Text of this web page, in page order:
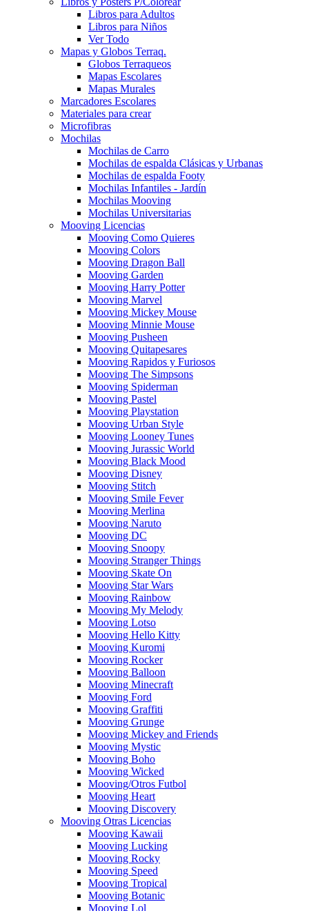
Libros para Adultos
Libros para Niños
Ver Todo
Mapas y Globos Terraq.
Globos Terraqueos
Mapas Escolares
Mapas Murales
Marcadores Escolares
Materiales para crear
Microfibras
Mochilas
Mochilas de Carro
Mochilas de espalda Clásicas y Urbanas
Mochilas de espalda Footy
Mochilas Infantiles - Jardín
Mochilas Mooving
Mochilas Universitarias
Mooving Licencias
Mooving Como Quieres
Mooving Colors
Mooving Dragon Ball
Mooving Garden
Mooving Harry Potter
Mooving Marvel
Mooving Mickey Mouse
Mooving Minnie Mouse
Mooving Pusheen
Mooving Quitapesares
Mooving Rapidos y Furiosos
Mooving The Simpsons
Mooving Spiderman
Mooving Pastel
Mooving Playstation
Mooving Urban Style
Mooving Looney Tunes
Mooving Jurassic World
Mooving Black Mood
Mooving Disney
Mooving Stitch
Mooving Smile Fever
Mooving Merlina
Mooving Naruto
Mooving DC
Mooving Snoopy
Mooving Stranger Things
Mooving Skate On
Mooving Star Wars
Mooving Rainbow
Mooving My Melody
Mooving Lotso
Mooving Hello Kitty
Mooving Kuromi
Mooving Rocker
Mooving Balloon
Mooving Minecraft
Mooving Ford
Mooving Graffiti
Mooving Grunge
Mooving Mickey and Friends
Mooving Mystic
Mooving Boho
Mooving Wicked
Mooving/Otros Futbol
Mooving Heart
Mooving Discovery
Mooving Otras Licencias
Mooving Kawaii
Mooving Lucking
Mooving Rocky
Mooving Speed
Mooving Tropical
Mooving Botanic
Mooving Lol